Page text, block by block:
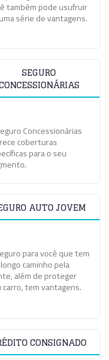
também pode usufruir
série de vantagens.
SEGURO
Concessionárias
coberturas
para o seu
AUTO JOVEM
para você que tem
caminho pela
além de proteger
carro, tem vantagens.
CONSIGNADO